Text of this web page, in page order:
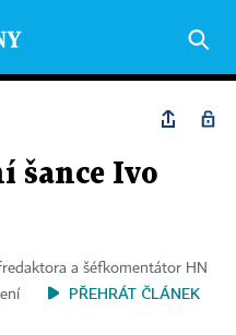
šance Ivo
a šéfkomentátor HN
PŘEHRÁT ČLÁNEK